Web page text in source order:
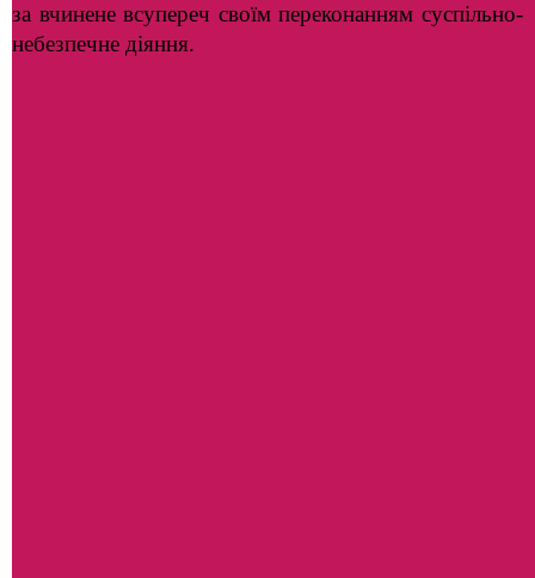
за вчинене всупереч своїм переконанням суспільно-
небезпечне діяння.